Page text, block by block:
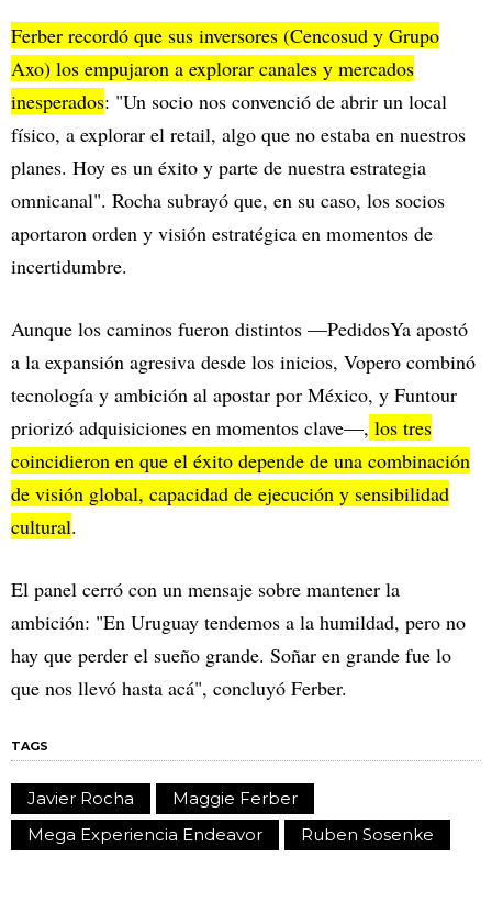
Ferber recordó que sus inversores (Cencosud y Grupo
Axo) los empujaron a explorar canales y mercados
inesperados: "Un socio nos convenció de abrir un local
físico, a explorar el retail, algo que no estaba en nuestros
planes. Hoy es un éxito y parte de nuestra estrategia
omnicanal". Rocha subrayó que, en su caso, los socios
aportaron orden y visión estratégica en momentos de
incertidumbre.
Aunque los caminos fueron distintos —PedidosYa apostó
a la expansión agresiva desde los inicios, Vopero combinó
tecnología y ambición al apostar por México, y Funtour
priorizó adquisiciones en momentos clave—, los tres
coincidieron en que el éxito depende de una combinación
de visión global, capacidad de ejecución y sensibilidad
cultural.
El panel cerró con un mensaje sobre mantener la
ambición: "En Uruguay tendemos a la humildad, pero no
hay que perder el sueño grande. Soñar en grande fue lo
que nos llevó hasta acá", concluyó Ferber.
TAGS
Javier Rocha
Maggie Ferber
Mega Experiencia Endeavor
Ruben Sosenke